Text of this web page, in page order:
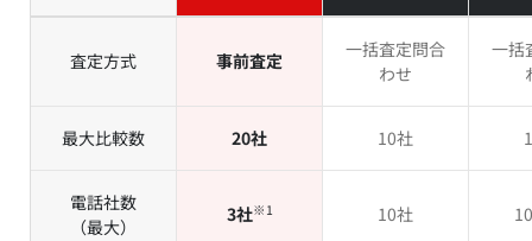
査定方式 事前査定
一括査定問合
わせ
一括
最大比較数 20社 10社
電話社数
（最大）
3社※1 10社